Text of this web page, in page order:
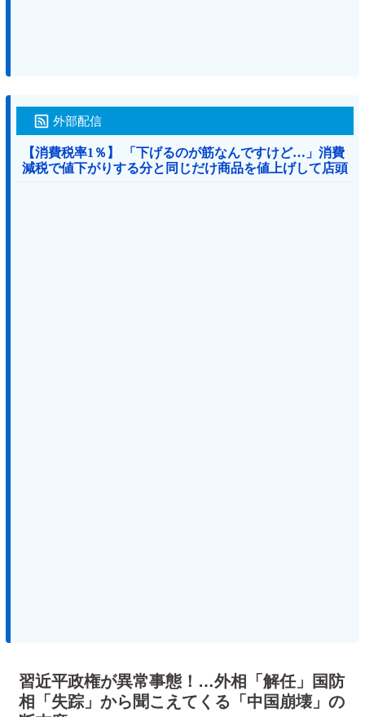
外部配信
【消費税率1％】 「下げるのが筋なんですけど…」消費
減税で値下がりする分と同じだけ商品を値上げして店頭
価格を変えない店も
習近平政権が異常事態！…外相「解任」国防
相「失踪」から聞こえてくる「中国崩壊」の